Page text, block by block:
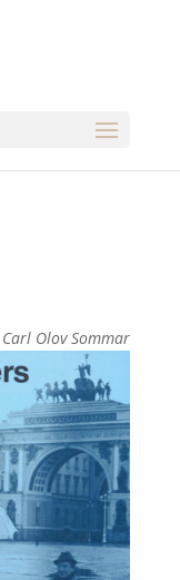
Carl Olov Sommar